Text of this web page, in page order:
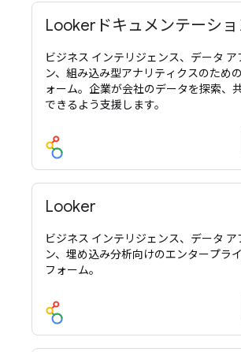
Lookerドキュメンテーショ
ビジネス インテリジェンス、データ ア
ン、組み込み型アナリティクスのため
ォーム。企業が会社のデータを探索、
できるよう支援します。
Looker
ビジネス インテリジェンス、データ ア
ン、埋め込み分析向けのエンタープラ
フォーム。